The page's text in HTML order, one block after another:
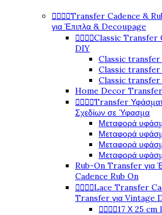
Transfer Cadence &
για Έπιπλα & Decoupage
Classic Transfer
DIY
Classic transfer
Classic transfer
Classic transfer
Home Decor
Transfer
Σχεδίων σε Ύφασμα
Μεταφορά
Μεταφορά
Μεταφορά
Μεταφορά
Rub-On Transfer για
Cadence Rub On
Lace Transfer
Transfer για Vintage
17 Χ 25